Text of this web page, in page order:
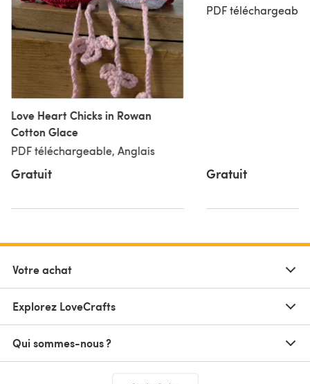
Love Heart Chicks in Rowan
Cotton Glace
PDF téléchargeable, Anglais
Gratuit
PDF
Gratuit
Votre achat
Explorez LoveCrafts
Qui sommes-nous ?